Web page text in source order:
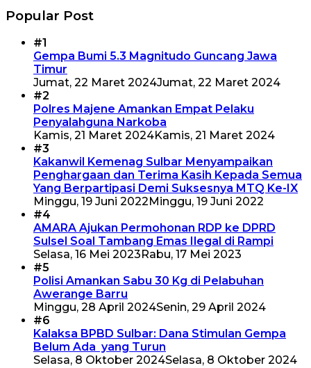
Popular Post
#1
Gempa Bumi 5.3 Magnitudo Guncang Jawa
Timur
Jumat, 22 Maret 2024Jumat, 22 Maret 2024
#2
Polres Majene Amankan Empat Pelaku
Penyalahguna Narkoba
Kamis, 21 Maret 2024Kamis, 21 Maret 2024
#3
Kakanwil Kemenag Sulbar Menyampaikan
Penghargaan dan Terima Kasih Kepada Semua
Yang Berpartipasi Demi Suksesnya MTQ Ke-IX
Minggu, 19 Juni 2022 Minggu, 19 Juni 2022
#4
AMARA Ajukan Permohonan RDP ke DPRD
Sulsel Soal Tambang Emas Ilegal di Rampi
Selasa, 16 Mei 2023 Rabu, 17 Mei 2023
#5
Polisi Amankan Sabu 30 Kg di Pelabuhan
Awerange Barru
Minggu, 28 April 2024Senin, 29 April 2024
#6
Kalaksa BPBD Sulbar: Dana Stimulan Gempa
Belum Ada yang Turun
Selasa, 8 Oktober 2024Selasa, 8 Oktober 2024